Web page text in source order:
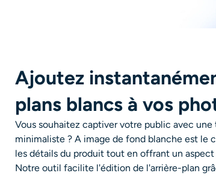
Ajoutez
plans blancs à vos
Vous souhaitez captiver votre public avec
minimaliste ? A image de fond blanche est le
les détails du produit tout en offrant un
Notre outil facilite l'édition de l'arrière-plan